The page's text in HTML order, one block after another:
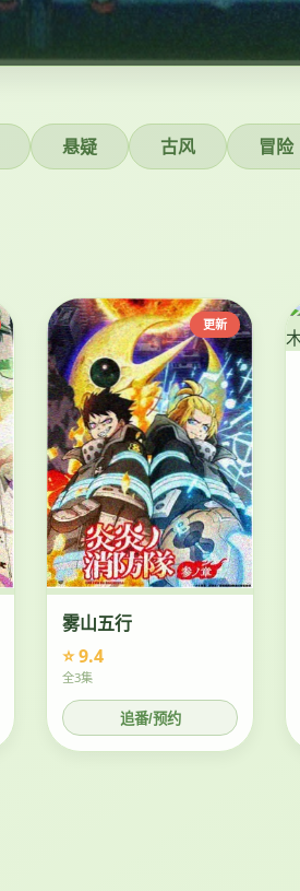
悬疑 古风 冒险
更新
雾山五行
⭐ 9.4
全3集
追番/预约